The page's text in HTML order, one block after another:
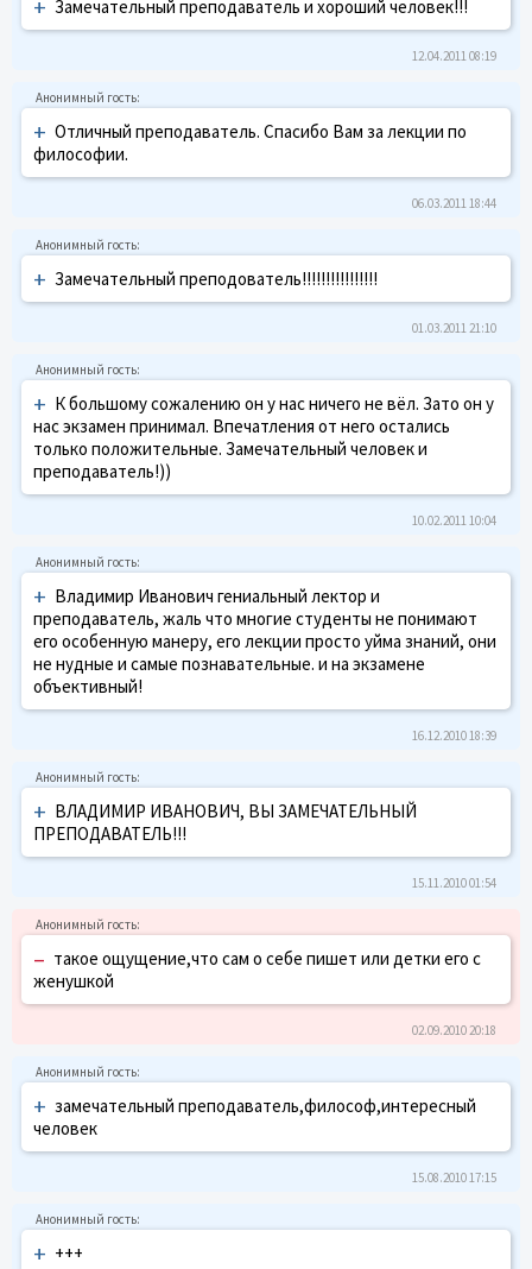
+ Замечательный преподаватель и хороший человек!!!
12.04.2011 08:19
+ Отличный преподаватель. Спасибо Вам за лекции по
философии.
06.03.2011 18:44
+ Замечательный преподователь!!!!!!!!!!!!!!!!
01.03.2011 21:10
+ К большому сожалению он у нас ничего не вёл. Зато он у
нас экзамен принимал. Впечатления от него остались
только положительные. Замечательный человек и
преподаватель!))
10.02.2011 10:04
+ Владимир Иванович гениальный лектор и
преподаватель, жаль что многие студенты не понимают
его особенную манеру, его лекции просто уйма знаний, они
не нудные и самые познавательные. и на экзамене
объективный!
16.12.2010 18:39
+ ВЛАДИМИР ИВАНОВИЧ, ВЫ ЗАМЕЧАТЕЛЬНЫЙ
ПРЕПОДАВАТЕЛЬ!!!
15.11.2010 01:54
– такое ощущение,что сам о себе пишет или детки его с
женушкой
02.09.2010 20:18
+ замечательный преподаватель,философ,интересный
человек
15.08.2010 17:15
+ +++